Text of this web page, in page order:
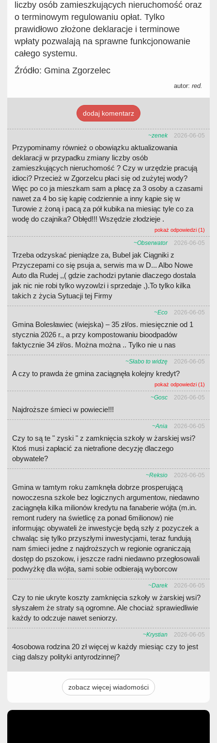
liczby osób zamieszkujących nieruchomość oraz
o terminowym regulowaniu opłat. Tylko
prawidłowo złożone deklaracje i terminowe
wpłaty pozwalają na sprawne funkcjonowanie
całego systemu.
Źródło: Gmina Zgorzelec
autor: red.
dodaj komentarz
~zenek 2026-06-05
Przypominamy również o obowiązku aktualizowania
deklaracji w przypadku zmiany liczby osób
zamieszkujących nieruchomość ? Czy w urzędzie pracują
idioci? Przecież w Zgorzelcu płaci się od zużytej wody?
Więc po co ja mieszkam sam a płacę za 3 osoby a czasami
nawet za 4 bo się kąpię codziennie a inny kąpie się w
Turowie z żoną i pacą za pół kubika na miesiąc tyle co za
wodę do czajnika? Obłęd!!! Wszędzie złodzieje .
pokaż odpowiedzi (1)
~Obserwator 2026-06-05
Trzeba odzyskać pieniądze za, Bubel jak Ciągniki z
Przyczepami co się psuja a, serwis ma w D... Albo Nowe
Auto dla Rudej ,,( gdzie zachodzi pytanie dlaczego dostala
jak nic nie robi tylko wyzowlzi i sprzedaje ,).To tylko kilka
takich z życia Sytuacji tej Firmy
~Eco 2026-06-05
Gmina Bolesławiec (wiejska) – 35 zł/os. miesięcznie od 1
stycznia 2026 r., a przy kompostowaniu bioodpadów
faktycznie 34 zł/os. Można można .. Tylko nie u nas
~Słabo to widzę 2026-06-05
A czy to prawda że gmina zaciągnęła kolejny kredyt?
pokaż odpowiedzi (1)
~Gosc 2026-06-05
Najdroższe śmieci w powiecie!!!
~Ania 2026-06-05
Czy to są te " zyski " z zamknięcia szkoły w żarskiej wsi?
Ktoś musi zapłacić za nietrafione decyzję dlaczego
obywatele?
~Reksio 2026-06-05
Gmina w tamtym roku zamknęła dobrze prosperującą
nowoczesna szkole bez logicznych argumentow, niedawno
zaciągnęła kilka milionów kredytu na fanaberie wójta (m.in.
remont rudery na świetlicę za ponad 6milionow) nie
informując obywateli że inwestycje będą szły z pozyczek a
chwaląc się tylko przyszłymi inwestycjami, teraz fundują
nam śmieci jedne z najdroższych w regionie ograniczają
dostęp do pszokow, i jeszcze radni niedawno przegłosowali
podwyżkę dla wójta, sami sobie odbierają wyborcow
~Darek 2026-06-05
Czy to nie ukryte koszty zamknięcia szkoły w żarskiej wsi?
słyszałem że straty są ogromne. Ale chociaż sprawiedliwie
każdy to odczuje nawet seniorzy.
~Krystian 2026-06-05
4osobowa rodzina 20 zł więcej w każdy miesiąc czy to jest
ciąg dalszy polityki antyrodzinnej?
zobacz więcej wiadomości